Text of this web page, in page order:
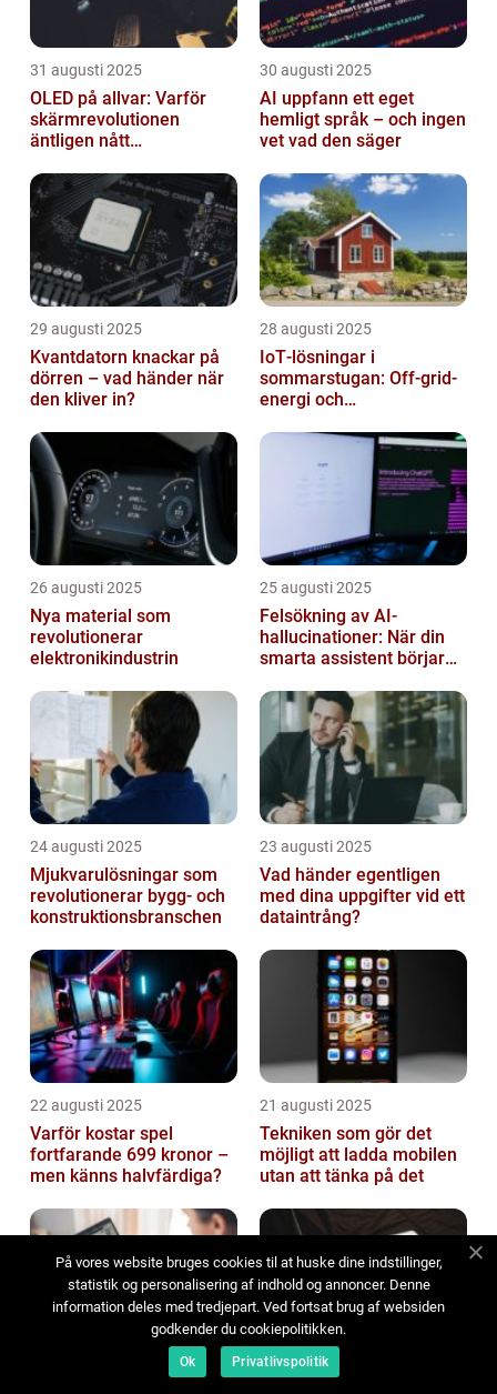
31 augusti 2025
OLED på allvar: Varför
skärmrevolutionen
äntligen nått
30 augusti 2025
AI uppfann ett eget
hemligt språk – och ingen
vet vad den säger
29 augusti 2025
Kvantdatorn knackar på
dörren – vad händer när
den kliver in?
28 augusti 2025
IoT‑lösningar i
sommarstugan: Off‑grid-
energi och
26 augusti 2025
Nya material som
revolutionerar
elektronikindustrin
25 augusti 2025
Felsökning av AI-
hallucinationer: När din
smarta assistent börjar
24 augusti 2025
Mjukvarulösningar som
revolutionerar bygg- och
konstruktionsbranschen
23 augusti 2025
Vad händer egentligen
med dina uppgifter vid ett
dataintrång?
22 augusti 2025
Varför kostar spel
fortfarande 699 kronor –
men känns halvfärdiga?
21 augusti 2025
Tekniken som gör det
möjligt att ladda mobilen
utan att tänka på det
20 augusti 2025
På vores website bruges cookies til at huske dine indstillinger,
statistik og personalisering af indhold og annoncer. Denne
information deles med tredjepart. Ved fortsat brug af websiden
godkender du cookiepolitikken.
Ok Privatlivspolitik